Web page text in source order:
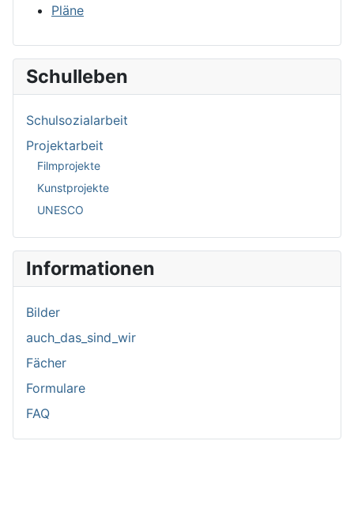
Pläne
Schulleben
Schulsozialarbeit
Projektarbeit
Filmprojekte
Kunstprojekte
UNESCO
Informationen
Bilder
auch_das_sind_wir
Fächer
Formulare
FAQ